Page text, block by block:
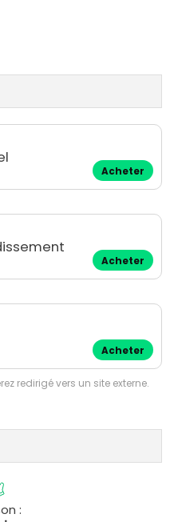
Acheter
Acheter
Acheter
redirigé vers un site externe.
: